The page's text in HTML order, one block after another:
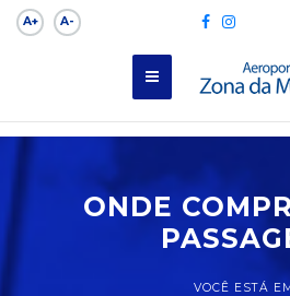
A+ A-
ONDE
VOCÊ ESTÁ